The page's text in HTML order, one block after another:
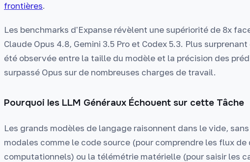
frontières.
Les benchmarks d'Expanse révèlent une supériorité de 8x
Claude Opus 4.8, Gemini 3.5 Pro et Codex 5.3. Plus
été observée entre la taille du modèle et la précision des
surpassé Opus sur de nombreuses charges de travail.
Pourquoi les LLM Généraux Échouent sur cette Tâche
Les grands modèles de langage raisonnent dans le vide,
modales comme le code source (pour comprendre les flux
computationnels) ou la télémétrie matérielle (pour saisir les